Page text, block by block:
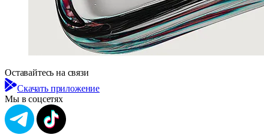
Оставайтесь на связи
Скачать приложение
Мы в соцсетях